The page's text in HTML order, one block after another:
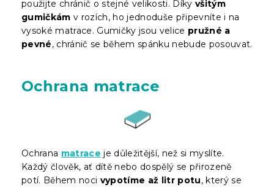
použijte chránič o stejné velikosti. Díky všitým
gumičkám v rozích, ho jednoduše připevníte i na
vysoké matrace. Gumičky jsou velice pružné a
pevné, chránič se během spánku nebude posouvat.
Ochrana matrace
Ochrana matrace je důležitější, než si myslíte.
Každý člověk, ať dítě nebo dospělý se přirozeně
potí. Během noci vypotíme až litr potu, který se